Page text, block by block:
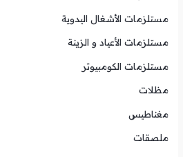
مستلزمات الأشغال اليدوية
مستلزمات الأعياد و الزينة
مستلزمات الكومبيوتر
مظلات
مغناطيس
ملصقات